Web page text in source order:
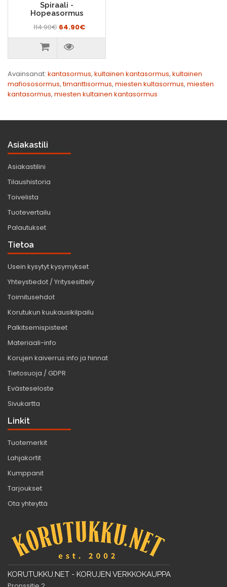
Spiraali -
Hopeasormus
114.90€ 64.90€
Avainsanat: kantasormus, kultainen kantasormus, kultainen
mafiososormus,timanttisormus, miesten kultasormus, miesten
kantasormus, miesten kultainen kantasormus
Asiakastili
Asiakastilini
Tilaushistoria
Toivelista
Tuotevertailu
Palautukset
Tietoa
Usein kysytyt kysymykset
Yhteystiedot / Yritysesittely
Toimitusehdot
Korutukun kuukausikilpailu
Palkitsemispisteet
Materiaali-info
Korujen kaiverrus info ja hinnat
Tietosuoja / GDPR
Evästeseloste
Sivukartta
Linkit
Tuotemerkit
Lahjakortit
Kumppanit
Tarjoukset
Ota yhteyttä
KORUTUKKU.NET - KORUJEN VERKKOKAUPPA